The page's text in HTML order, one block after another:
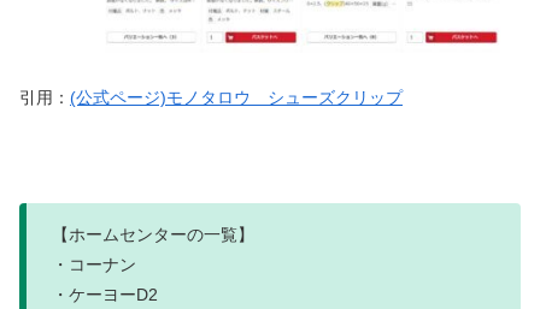
引用： (公式ページ)モノタロウ シューズクリップ
【ホームセンターの一覧】
・コーナン
・ケーヨーD2